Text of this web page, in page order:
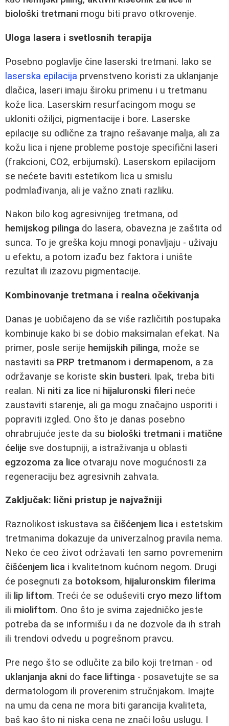
biološki tretmani mogu biti pravo otkrovenje.
Uloga lasera i svetlosnih terapija
Posebno poglavlje čine laserski tretmani. Iako se
laserska epilacija prvenstveno koristi za uklanjanje
dlačica, laseri imaju široku primenu i u tretmanu
kože lica. Laserskim resurfacingom mogu se
ukloniti ožiljci, pigmentacije i bore. Laserske
epilacije su odlične za trajno rešavanje malja, ali za
kožu lica i njene probleme postoje specifični laseri
(frakcioni, CO2, erbijumski). Laserskom epilacijom
se nećete baviti estetikom lica u smislu
podmlađivanja, ali je važno znati razliku.
Nakon bilo kog agresivnijeg tretmana, od
hemijskog pilinga do lasera, obavezna je zaštita od
sunca. To je greška koju mnogi ponavljaju - uživaju
u efektu, a potom izađu bez faktora i unište
rezultat ili izazovu pigmentacije.
Kombinovanje tretmana i realna očekivanja
Danas je uobičajeno da se više različitih postupaka
kombinuje kako bi se dobio maksimalan efekat. Na
primer, posle serije hemijskih pilinga, može se
nastaviti sa PRP tretmanom i dermapenom, a za
održavanje se koriste skin busteri. Ipak, treba biti
realan. Ni niti za lice ni hijaluronski fileri neće
zaustaviti starenje, ali ga mogu značajno usporiti i
popraviti izgled. Ono što je danas posebno
ohrabrujuće jeste da su biološki tretmani i matične
ćelije sve dostupniji, a istraživanja u oblasti
egzozoma za lice otvaraju nove mogućnosti za
regeneraciju bez agresivnih zahvata.
Zaključak: lični pristup je najvažniji
Raznolikost iskustava sa čišćenjem lica i estetskim
tretmanima dokazuje da univerzalnog pravila nema.
Neko će ceo život održavati ten samo povremenim
čišćenjem lica i kvalitetnom kućnom negom. Drugi
će posegnuti za botoksom, hijaluronskim filerima
ili lip liftom. Treći će se oduševiti cryo mezo liftom
ili mioliftom. Ono što je svima zajedničko jeste
potreba da se informišu i da ne dozvole da ih strah
ili trendovi odvedu u pogrešnom pravcu.
Pre nego što se odlučite za bilo koji tretman - od
uklanjanja akni do face liftinga - posavetujte se sa
dermatologom ili proverenim stručnjakom. Imajte
na umu da cena ne mora biti garancija kvaliteta,
baš kao što ni niska cena ne znači lošu uslugu. I